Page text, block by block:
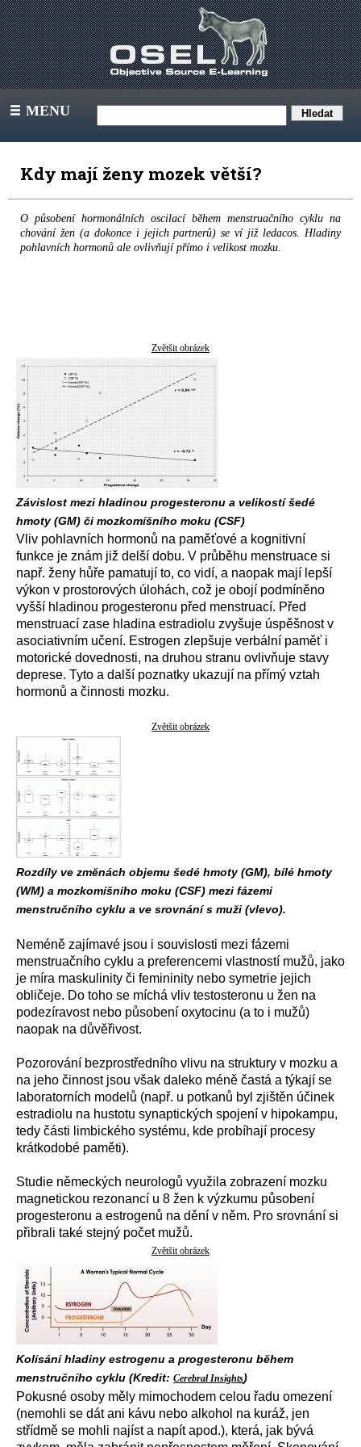
III MENU
Kdy mají ženy mozek větší?
O působení hormonálních oscilací během menstruačního cyklu na
chování žen (a dokonce i jejich partnerů) se ví již ledacos. Hladiny
pohlavních hormonů ale ovlivňují přímo i velikost mozku.
Zvětšit obrázek
Závislost mezi hladinou progesteronu a velikostí šedé
hmoty (GM) či mozkomíšního moku (CSF)
Vliv pohlavních hormonů na paměťové a kognitivní
funkce je znám již delší dobu. V průběhu menstruace si
např. ženy hůře pamatují to, co vidí, a naopak mají lepší
výkon v prostorových úlohách, což je obojí podmíněno
vyšší hladinou progesteronu před menstruací. Před
menstruací zase hladina estradiolu zvyšuje úspěšnost v
asociativním učení. Estrogen zlepšuje verbální paměť i
motorické dovednosti, na druhou stranu ovlivňuje stavy
deprese. Tyto a další poznatky ukazují na přímý vztah
hormonů a činnosti mozku.
Zvětšit obrázek
Rozdíly ve změnách objemu šedé hmoty (GM), bílé hmoty
(WM) a mozkomíšního moku (CSF) mezi fázemi
menstručního cyklu a ve srovnání s muži (vlevo).
Neméně zajímavé jsou i souvislosti mezi fázemi
menstruačního cyklu a preferencemi vlastností mužů, jako
je míra maskulinity či femininity nebo symetrie jejich
obličeje. Do toho se míchá vliv testosteronu u žen na
podezíravost nebo působení oxytocinu (a to i mužů)
naopak na důvěřivost.
Pozorování bezprostředního vlivu na struktury v mozku a
na jeho činnost jsou však daleko méně častá a týkají se
laboratorních modelů (např. u potkanů byl zjištěn účinek
estradiolu na hustotu synaptických spojení v hipokampu,
tedy části limbického systému, kde probíhají procesy
krátkodobé paměti).
Studie německých neurologů využila zobrazení mozku
magnetickou rezonancí u 8 žen k výzkumu působení
progesteronu a estrogenů na dění v něm. Pro srovnání si
přibrali také stejný počet mužů.
Zvětšit obrázek
Kolísání hladiny estrogenu a progesteronu během
menstručního cyklu (Kredit: Cerebral Insights)
Pokusné osoby měly mimochodem celou řadu omezení
(nemohli se dát ani kávu nebo alkohol na kuráž, jen
střídmě se mohli najíst a napít apod.), která, jak bývá